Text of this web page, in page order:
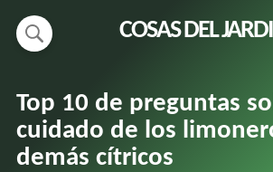
COSAS DEL
Top 10 de preguntas
cuidado de los
demás cítricos